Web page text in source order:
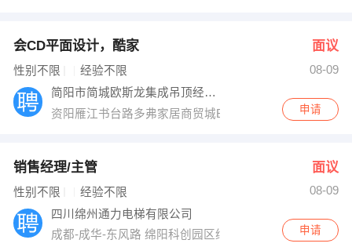
会CD平面设计，酷家 面议
性别不限 经验不限
08-09
简阳市简城欧斯龙集成吊顶经营部
资阳雁江书台路多弗家居商贸城B区二楼
申请
销售经理/主管 面议
性别不限 经验不限
08-09
四川绵州通力电梯有限公司
成都-成华-东风路 绵阳科创园区绵州大道
申请